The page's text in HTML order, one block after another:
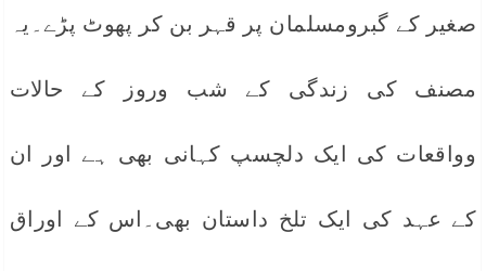
صغیر کے گبرومسلمان پر قہر بن کر پھوٹ پڑے۔یہ
مصنف کی زندگی کے شب وروز کے حالات
وواقعات کی ایک دلچسپ کہانی بھی ہے اور ان
کے عہد کی ایک تلخ داستان بھی۔اس کے اوراق